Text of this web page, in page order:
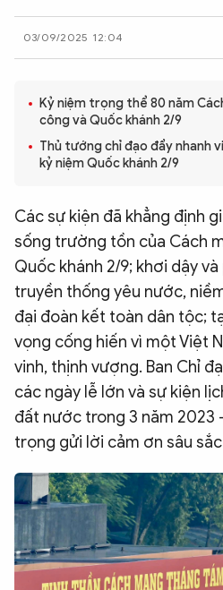
VĂN HÓA - THỂ THAO
ĐA PHƯƠNG TIỆN
eMagazine
Video
Infographic
Chuyên trang An ninh thế giới
Văn
Chuyên đề
03/09/2025 12:04
Kỷ niệm trọng thể 80 năm
công và Quốc khánh 2/9
Thủ tướng chỉ đạo đẩy nhanh
kỷ niệm Quốc khánh 2/9
Các sự kiện đã khẳng định
sống trường tồn của Cách
Quốc khánh 2/9; khơi dậy
truyền thống yêu nước,
đại đoàn kết toàn dân tộc;
vọng cống hiến vì một Việt
vinh, thịnh vượng. Ban Chỉ
các ngày lễ lớn và sự kiện
đất nước trong 3 năm 2023
trọng gửi lời cảm ơn sâu